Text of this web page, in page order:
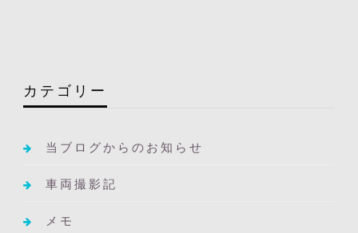
カテゴリー
当ブログからのお知らせ
車両撮影記
メモ